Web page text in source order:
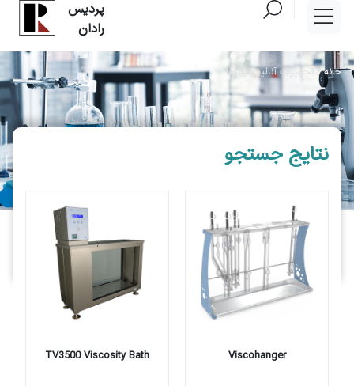
پردیس
رادان
خانه/تجهیزات آنالیز پلیمرها
نتایج جستجو
Viscohanger
TV3500 Viscosity Bath